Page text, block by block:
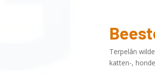
Terpelân
katten-,